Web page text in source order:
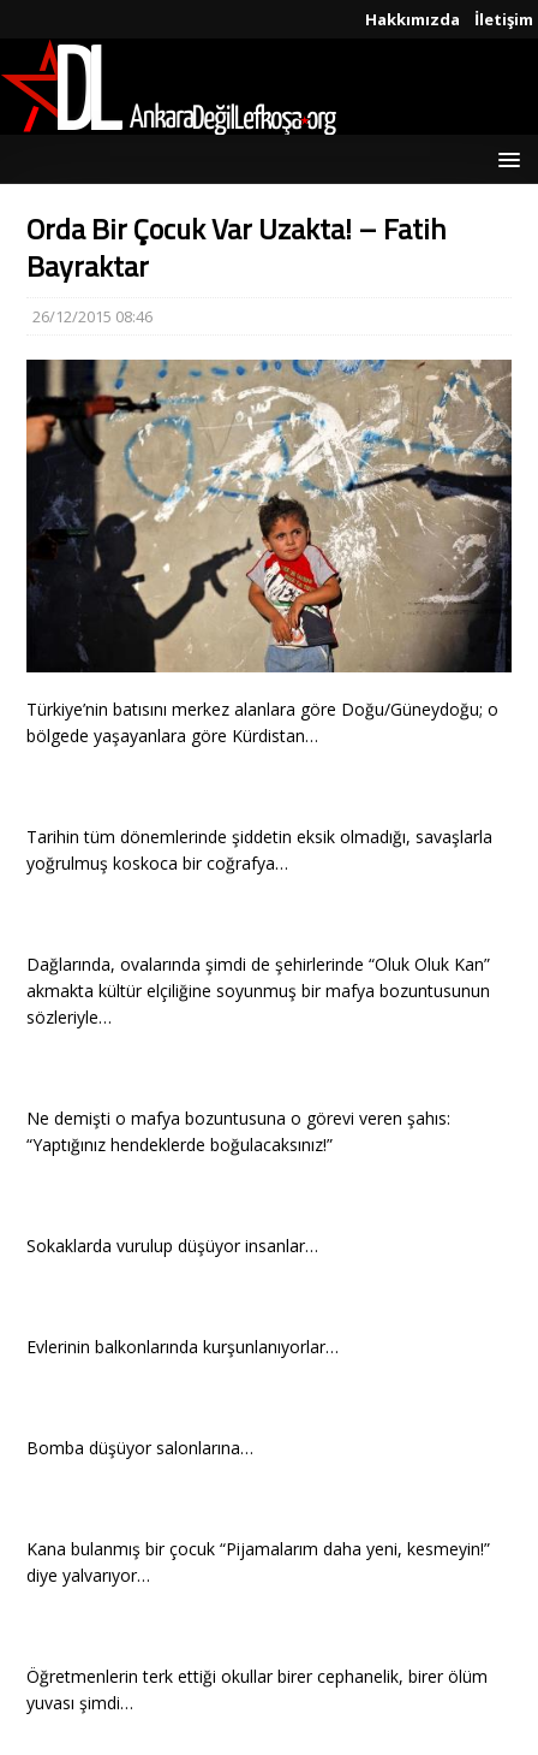
Hakkımızda İletişim
Orda Bir Çocuk Var Uzakta! – Fatih
Bayraktar
26/12/2015 08:46
Türkiye’nin batısını merkez alanlara göre Doğu/Güneydoğu; o
bölgede yaşayanlara göre Kürdistan…
Tarihin tüm dönemlerinde şiddetin eksik olmadığı, savaşlarla
yoğrulmuş koskoca bir coğrafya…
Dağlarında, ovalarında şimdi de şehirlerinde “Oluk Oluk Kan”
akmakta kültür elçiliğine soyunmuş bir mafya bozuntusunun
sözleriyle…
Ne demişti o mafya bozuntusuna o görevi veren şahıs:
“Yaptığınız hendeklerde boğulacaksınız!”
Sokaklarda vurulup düşüyor insanlar…
Evlerinin balkonlarında kurşunlanıyorlar…
Bomba düşüyor salonlarına…
Kana bulanmış bir çocuk “Pijamalarım daha yeni, kesmeyin!”
diye yalvarıyor…
Öğretmenlerin terk ettiği okullar birer cephanelik, birer ölüm
yuvası şimdi…